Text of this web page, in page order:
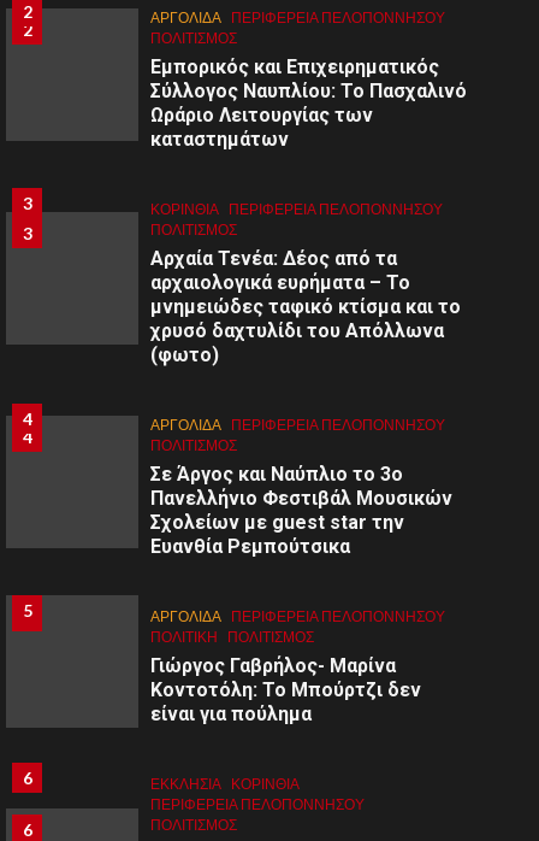
2
2 ΑΡΓΟΛΙΔΑ ΠΕΡΙΦΈΡΕΙΑ ΠΕΛΟΠΟΝΝΉΣΟΥ
ΠΟΛΙΤΙΣΜΌΣ
Εμπορικός και Επιχειρηματικός
Σύλλογος Ναυπλίου: Το Πασχαλινό
Ωράριο Λειτουργίας των
καταστημάτων
3
3 ΚΟΡΙΝΘΊΑ ΠΕΡΙΦΈΡΕΙΑ ΠΕΛΟΠΟΝΝΉΣΟΥ
ΠΟΛΙΤΙΣΜΌΣ
Αρχαία Τενέα: Δέος από τα
αρχαιολογικά ευρήματα – Το
μνημειώδες ταφικό κτίσμα και το
χρυσό δαχτυλίδι του Απόλλωνα
(φωτο)
4
4 ΑΡΓΟΛΙΔΑ ΠΕΡΙΦΈΡΕΙΑ ΠΕΛΟΠΟΝΝΉΣΟΥ
ΠΟΛΙΤΙΣΜΌΣ
Σε Άργος και Ναύπλιο το 3ο
Πανελλήνιο Φεστιβάλ Μουσικών
Σχολείων με guest star την
Ευανθία Ρεμπούτσικα
5
5 ΑΡΓΟΛΙΔΑ ΠΕΡΙΦΈΡΕΙΑ ΠΕΛΟΠΟΝΝΉΣΟΥ
ΠΟΛΙΤΙΚΗ
ΠΟΛΙΤΙΣΜΌΣ
Γιώργος Γαβρήλος- Μαρίνα
Κοντοτόλη: Το Μπούρτζι δεν
είναι για πούλημα
6
6 ΕΚΚΛΗΣΙΑ ΚΟΡΙΝΘΊΑ
ΠΕΡΙΦΈΡΕΙΑ ΠΕΛΟΠΟΝΝΉΣΟΥ
ΠΟΛΙΤΙΣΜΌΣ